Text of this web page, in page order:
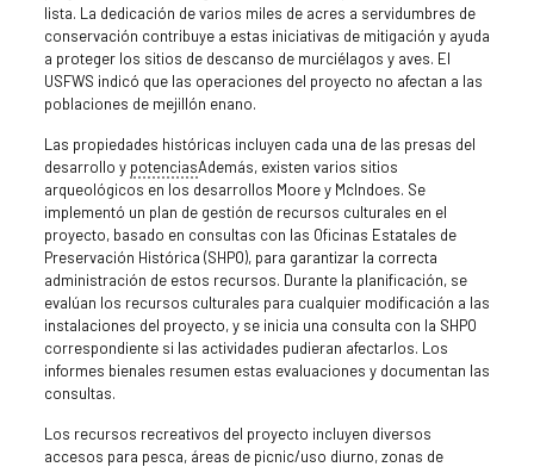
lista. La dedicación de varios miles de acres a servidumbres de
conservación contribuye a estas iniciativas de mitigación y ayuda
a proteger los sitios de descanso de murciélagos y aves. El
USFWS indicó que las operaciones del proyecto no afectan a las
poblaciones de mejillón enano.
Las propiedades históricas incluyen cada una de las presas del
desarrollo y potenciasAdemás, existen varios sitios
arqueológicos en los desarrollos Moore y McIndoes. Se
implementó un plan de gestión de recursos culturales en el
proyecto, basado en consultas con las Oficinas Estatales de
Preservación Histórica (SHPO), para garantizar la correcta
administración de estos recursos. Durante la planificación, se
evalúan los recursos culturales para cualquier modificación a las
instalaciones del proyecto, y se inicia una consulta con la SHPO
correspondiente si las actividades pudieran afectarlos. Los
informes bienales resumen estas evaluaciones y documentan las
consultas.
Los recursos recreativos del proyecto incluyen diversos
accesos para pesca, áreas de picnic/uso diurno, zonas de